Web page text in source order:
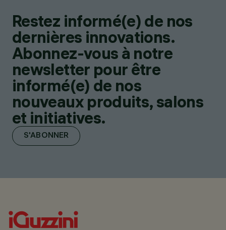
Restez informé(e) de nos
dernières innovations.
Abonnez-vous à notre
newsletter pour être
informé(e) de nos
nouveaux produits, salons
et initiatives.
S'ABONNER